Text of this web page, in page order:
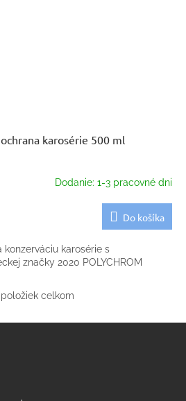
karosérie 500 ml
Dodanie: 1-3 pracovné dni
Do košíka
konzerváciu karosérie s
značky 2020 POLYCHROM
O
l
položiek celkom